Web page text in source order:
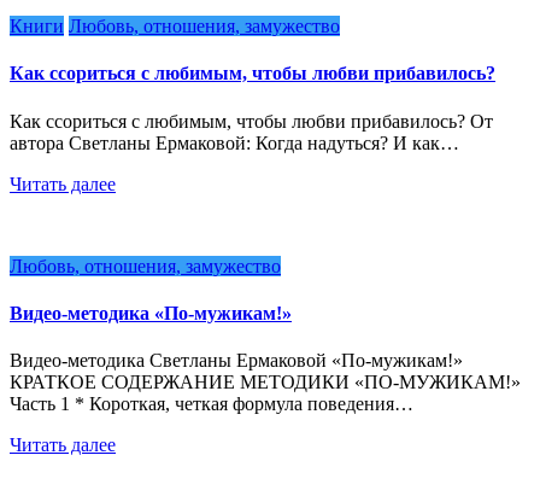
Книги Любовь, отношения, замужество
Как ссориться с любимым, чтобы любви прибавилось?
Как ссориться с любимым, чтобы любви прибавилось? От
автора Светланы Ермаковой: Когда надуться? И как…
Читать далее
Любовь, отношения, замужество
Видео-методика «По-мужикам!»
Видео-методика Светланы Ермаковой «По-мужикам!»
КРАТКОЕ СОДЕРЖАНИЕ МЕТОДИКИ «ПО-МУЖИКАМ!»
Часть 1 * Короткая, четкая формула поведения…
Читать далее